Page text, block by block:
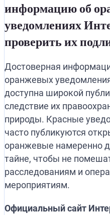
информацию об
уведомлениях
проверить их
Достоверная
оранжевых
доступна широкой
следствие их
природы. Красные
часто публикуются
оранжевые намеренно
тайне, чтобы не
расследованиям и
мероприятиям.
Официальный сайт